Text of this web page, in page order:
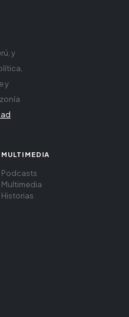
y
y
MULTIMEDIA
Podcasts
Multimedia
Historias